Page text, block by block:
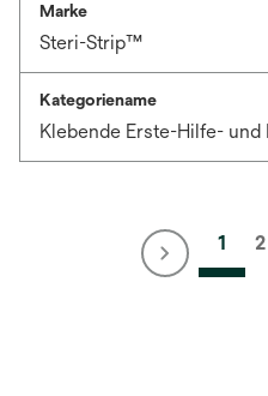
Marke
Steri-Strip™
Kategoriename
Klebende Erste-Hilfe- und
1 2